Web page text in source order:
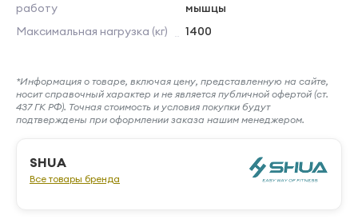
работу
мышцы
Максимальная нагрузка (кг)
1400
*Информация о товаре, включая цену, представленную на сайте,
носит справочный характер и не является публичной офертой (ст.
437 ГК РФ). Точная стоимость и условия покупки будут
подтверждены при оформлении заказа нашим менеджером.
SHUA
Все товары бренда